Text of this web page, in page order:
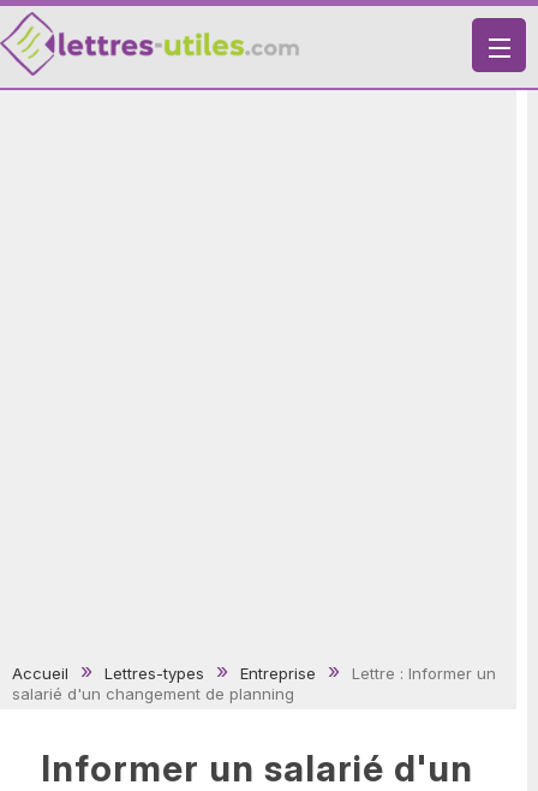
X
Accueil Lettres-types Entreprise
Lettre : Informer un
salarié d'un changement de planning
Informer un salarié d'un